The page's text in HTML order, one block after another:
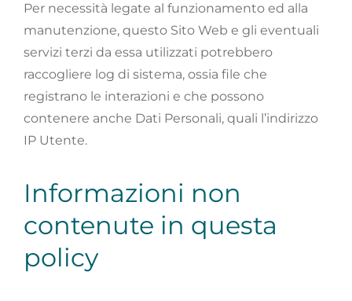
Per necessità legate al funzionamento ed alla
manutenzione, questo Sito Web e gli eventuali
servizi terzi da essa utilizzati potrebbero
raccogliere log di sistema, ossia file che
registrano le interazioni e che possono
contenere anche Dati Personali, quali l’indirizzo
IP Utente.
Informazioni non
contenute in questa
policy